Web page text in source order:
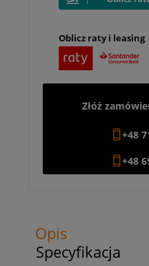
Oblicz raty i leasing
Złóż
+48
+48
Opis
Specyfikacja